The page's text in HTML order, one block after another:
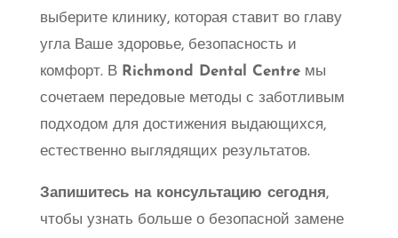
выберите клинику, которая ставит во главу
угла Ваше здоровье, безопасность и
комфорт. В Richmond Dental Centreмы
сочетаем передовые методы с заботливым
подходом для достижения выдающихся,
естественно выглядящих результатов.
Запишитесь на консультацию сегодня,
чтобы узнать больше о безопасной замене